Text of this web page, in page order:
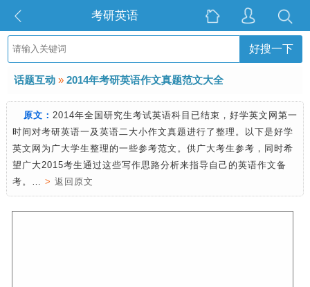
考研英语
好搜一下
话题互动 » 2014年考研英语作文真题范文大全
原文： 2014年全国研究生考试英语科目已结束，好学英文网第一
时间对考研英语一及英语二大小作文真题进行了整理。以下是好学
英文网为广大学生整理的一些参考范文。供广大考生参考，同时希
望广大2015考生通过这些写作思路分析来指导自己的英语作文备
考。… > 返回原文